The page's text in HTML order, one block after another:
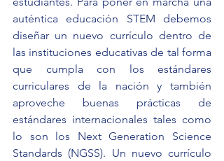
auténtica educación STEM debemos
diseñar un nuevo currículo dentro de
las instituciones educativas de tal forma
que cumpla con los estándares
curriculares de la nación y también
aproveche buenas prácticas de
estándares internacionales tales como
lo son los Next Generation Science
Standards (NGSS). Un nuevo currículo